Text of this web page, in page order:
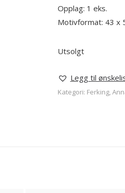
Opplag: 1 eks.
Motivformat: 43 x
Utsolgt
Legg til
Kategori: Ferking,